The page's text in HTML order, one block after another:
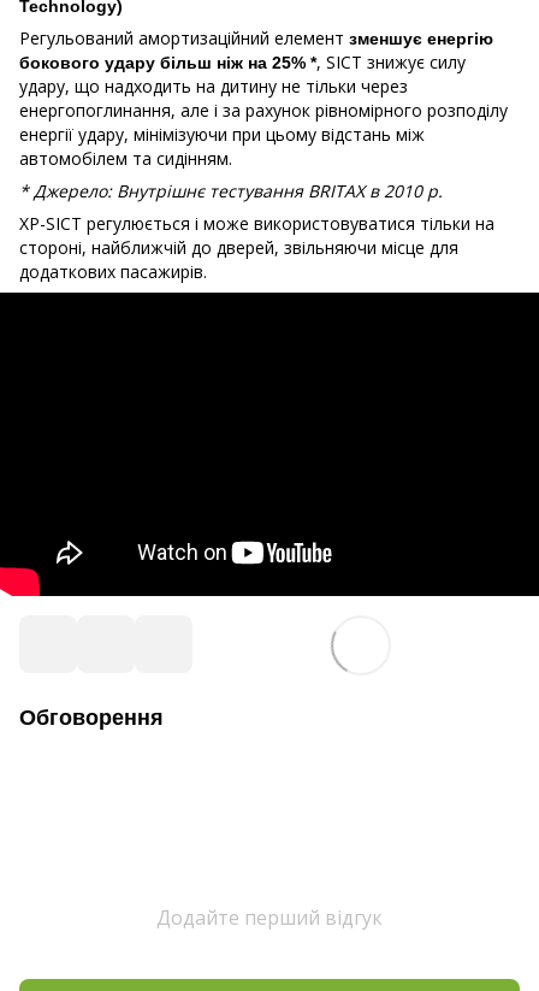
Technology)
Регульований амортизаційний елемент зменшує енергію
бокового удару більш ніж на 25% *, SICT знижує силу
удару, що надходить на дитину не тільки через
енергопоглинання, але і за рахунок рівномірного розподілу
енергії удару, мінімізуючи при цьому відстань між
автомобілем та сидінням.
* Джерело: Внутрішнє тестування BRITAX в 2010 р.
XP-SICT регулюється і може використовуватися тільки на
стороні, найближчій до дверей, звільняючи місце для
додаткових пасажирів.
Обговорення
Додайте перший відгук